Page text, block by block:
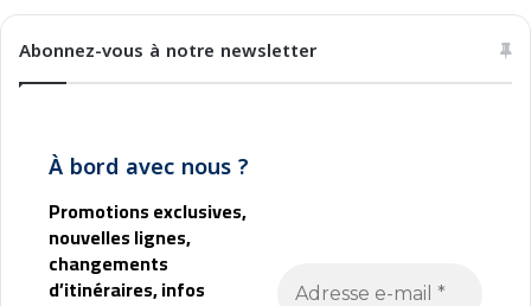
t
a
a
l
n
c
e
e
Abonnez-vous à notre newsletter
À bord avec nous ?
Promotions exclusives,
nouvelles lignes,
changements
d’itinéraires, infos